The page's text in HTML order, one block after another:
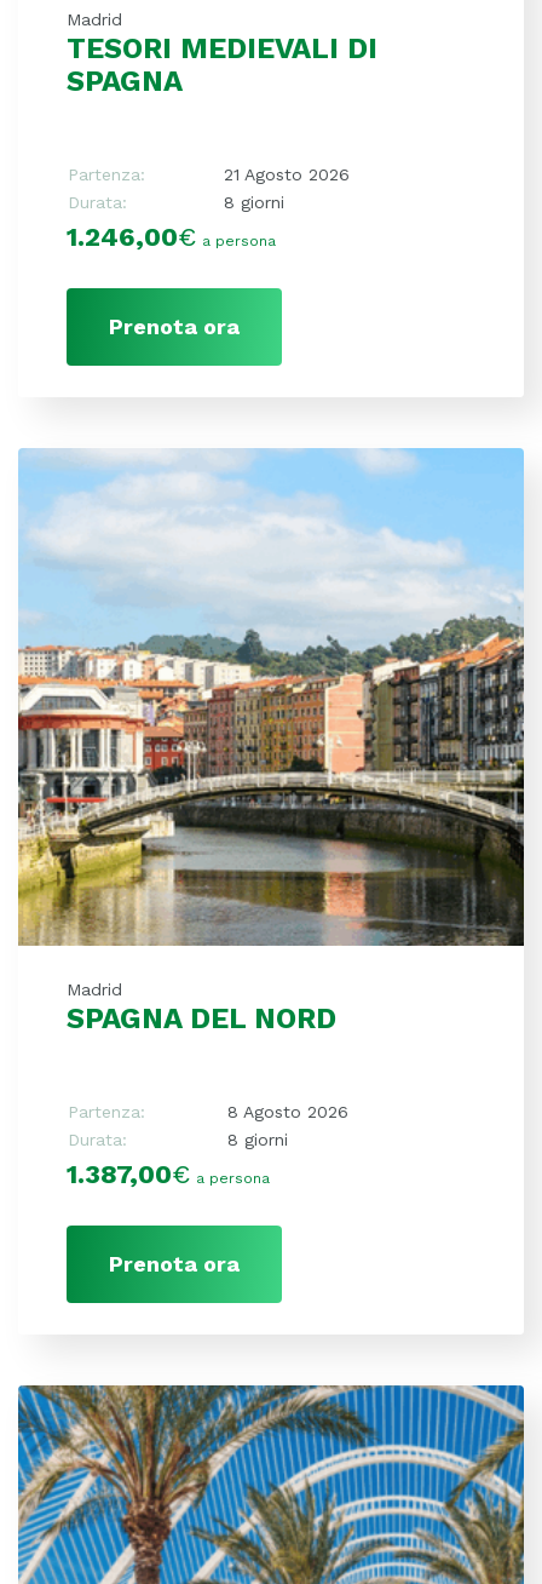
Madrid
TESORI MEDIEVALI DI
SPAGNA
Partenza:
21 Agosto 2026
Durata:
8 giorni
1.246,00€ a persona
Prenota ora
Madrid
SPAGNA DEL NORD
Partenza:
8 Agosto 2026
Durata:
8 giorni
1.387,00€ a persona
Prenota ora